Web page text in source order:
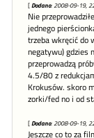
[Dodano: 2008-09-19,
Nie
jednego
trzeba wkręcić do
negatywu) gdzies
przeprowadzą
4.5/80 z
Krokusów. skoro
zorki/fed no i od
[Dodano: 2008-09-19,
Jeszcze co to za